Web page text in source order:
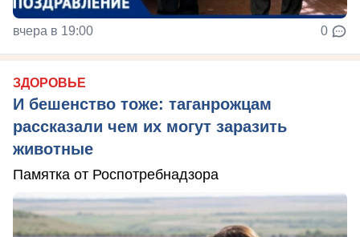
вчера в 19:00 0
ЗДОРОВЬЕ
И бешенство тоже: таганрожцам
рассказали чем их могут заразить
животные
Памятка от Роспотребнадзора